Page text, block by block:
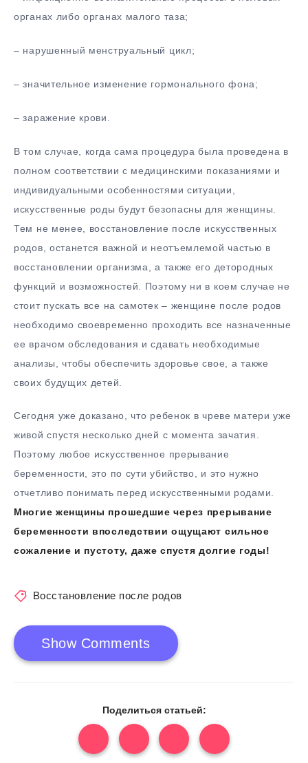
органах либо органах малого таза;
– нарушенный менструальный цикл;
– значительное изменение гормонального фона;
– заражение крови.
В том случае, когда сама процедура была проведена в
полном соответствии с медицинскими показаниями и
индивидуальными особенностями ситуации,
искусственные роды будут безопасны для женщины.
Тем не менее, восстановление после искусственных
родов, останется важной и неотъемлемой частью в
восстановлении организма, а также его детородных
функций и возможностей. Поэтому ни в коем случае не
стоит пускать все на самотек – женщине после родов
необходимо своевременно проходить все назначенные
ее врачом обследования и сдавать необходимые
анализы, чтобы обеспечить здоровье свое, а также
своих будущих детей.
Сегодня уже доказано, что ребенок в чреве матери уже
живой спустя несколько дней с момента зачатия.
Поэтому любое искусственное прерывание
беременности, это по сути убийство, и это нужно
отчетливо понимать перед искусственными родами.
Многие женщины прошедшие через прерывание
беременности впоследствии ощущают сильное
сожаление и пустоту, даже спустя долгие годы!
Восстановление после родов
Show Comments
Поделиться статьей: